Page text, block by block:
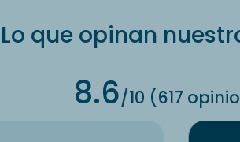
Lo que opinan
8.6/10 (617